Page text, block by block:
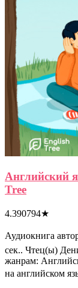
Английский
Tree
4.390794★
Аудиокнига
сек.. Чтец(ы)
жанрам:
на английском